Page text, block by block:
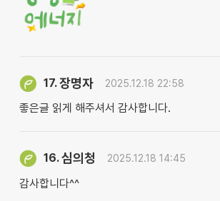
17.장명자 2025.12.18 22:58
좋은글 읽게 해주셔서 감사합니다.
16.심의청 2025.12.18 14:45
감사합니다^^